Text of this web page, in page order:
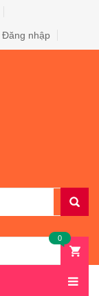
Đăng nhập
0